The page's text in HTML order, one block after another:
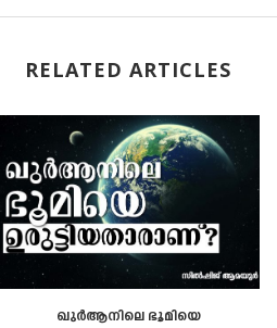
RELATED ARTICLES
ഖുര്‍ആനിലെ ഭൂമിയെ